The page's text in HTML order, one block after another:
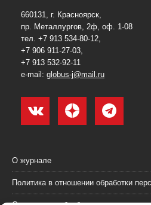
660131, г. Красноярск,
пр. Металлургов, 2ф, оф. 1-08
тел. +7 913 534-80-12,
+7 906 911-27-03,
+7 913 532-92-11
e-mail: globus-j@mail.ru
О журнале
Политика в отношении обработки